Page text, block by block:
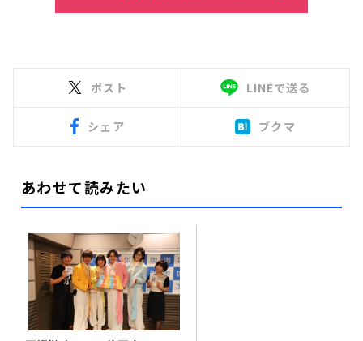
ポスト LINEで送る
シェア ブクマ
あわせて読みたい